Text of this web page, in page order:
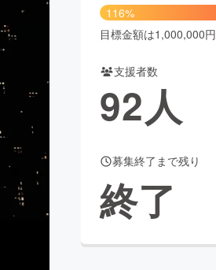
ビューティー・ヘルスケア
CAMPFIRE Creation
ya
116%
目標金額は1,000,000円
支援者数
92人
募集終了まで残り
終了